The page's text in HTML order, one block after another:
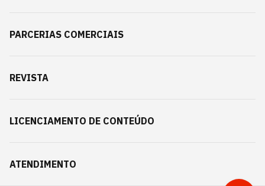
PARCERIAS COMERCIAIS
REVISTA
LICENCIAMENTO DE CONTEÚDO
ATENDIMENTO